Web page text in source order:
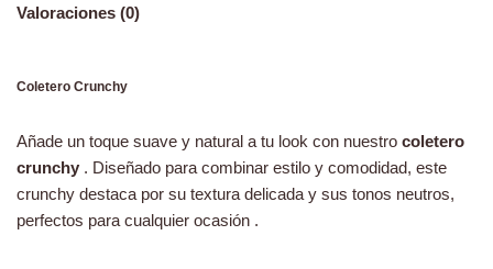
Valoraciones (0)
Coletero Crunchy
Añade un toque suave y natural a tu look con nuestro coletero
crunchy . Diseñado para combinar estilo y comodidad, este
crunchy destaca por su textura delicada y sus tonos neutros,
perfectos para cualquier ocasión .